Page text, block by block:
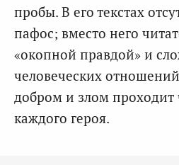
пробы. В его текстах
пафос; вместо него
«окопной правдой» и
человеческих
добром и злом проходит
каждого героя.